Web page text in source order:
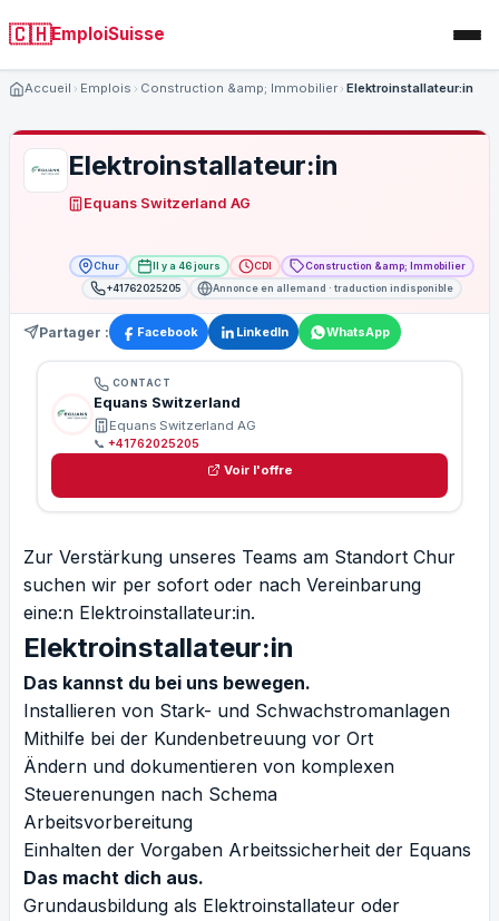
🇨🇭EmploiSuisse
Accueil Emplois Construction &amp; Immobilier Elektroinstallateur:in
Elektroinstallateur:in
Equans Switzerland AG
Chur Il y a 46 jours CDI
Construction &amp; Immobilier
+41762025205
Annonce en allemand · traduction indisponible
Partager : Facebook LinkedIn WhatsApp
CONTACT
Equans Switzerland
Equans Switzerland AG
📞 +41762025205
Voir l'offre
Zur Verstärkung unseres Teams am Standort Chur
suchen wir per sofort oder nach Vereinbarung
eine:n Elektroinstallateur:in.
Elektroinstallateur:in
Das kannst du bei uns bewegen.
Installieren von Stark- und Schwachstromanlagen
Mithilfe bei der Kundenbetreuung vor Ort
Ändern und dokumentieren von komplexen
Steuerenungen nach Schema
Arbeitsvorbereitung
Einhalten der Vorgaben Arbeitssicherheit der Equans
Das macht dich aus.
Grundausbildung als Elektroinstallateur oder